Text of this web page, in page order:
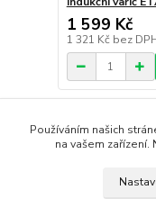
1 599 Kč
1 321 Kč bez
Používáním našich
na vašem